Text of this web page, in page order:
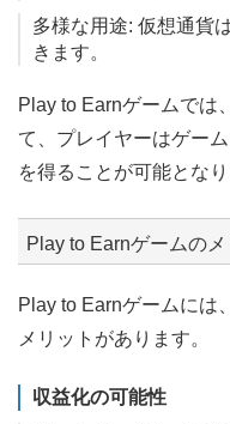
多様な用途: 仮想通貨
きます。
Play to Earnゲームでは
て、プレイヤーはゲー
を得ることが可能となり
Play to Earnゲームのメ
Play to Earnゲームには
メリットがあります。
収益化の可能性